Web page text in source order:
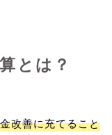
とは？
改善に充てること